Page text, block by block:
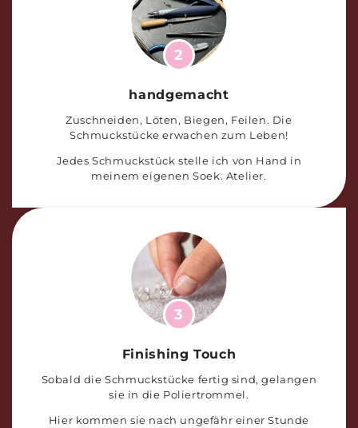
2
handgemacht
Zuschneiden, Löten, Biegen, Feilen. Die
Schmuckstücke erwachen zum Leben!
Jedes Schmuckstück stelle ich von Hand in
meinem eigenen Soek. Atelier.
3
Finishing Touch
Sobald die Schmuckstücke fertig sind, gelangen
sie in die Poliertrommel.
Hier kommen sie nach ungefähr einer Stunde